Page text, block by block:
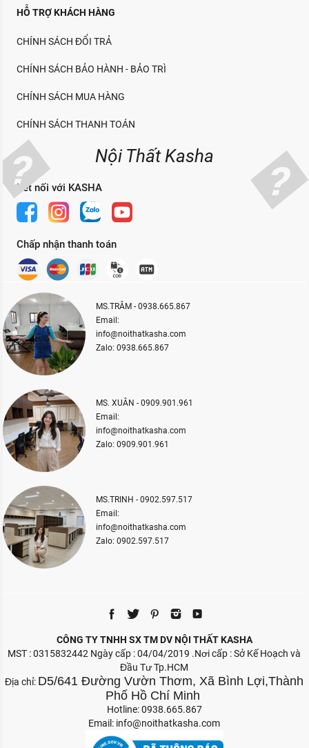
HỖ TRỢ KHÁCH HÀNG
CHÍNH SÁCH ĐỔI TRẢ
CHÍNH SÁCH BẢO HÀNH - BẢO TRÌ
CHÍNH SÁCH MUA HÀNG
CHÍNH SÁCH THANH TOÁN
Nội Thất Kasha
Kết nối với KASHA
Chấp nhận thanh toán
MS.TRÂM - 0938.665.867
Email:
info@noithatkasha.com
Zalo: 0938.665.867
MS. XUÂN - 0909.901.961
Email:
info@noithatkasha.com
Zalo: 0909.901.961
MS.TRINH - 0902.597.517
Email:
info@noithatkasha.com
Zalo: 0902.597.517
CÔNG TY TNHH SX TM DV NỘI THẤT KASHA
MST : 0315832442 Ngày cấp : 04/04/2019 .Nơi cấp : Sở Kế Hoạch và
Đầu Tư Tp.HCM
Địa chỉ: D5/641 Đường Vườn Thơm, Xã Bình Lợi,Thành
Phố Hồ Chí Minh
Hotline: 0938.665.867
Email: info@noithatkasha.com